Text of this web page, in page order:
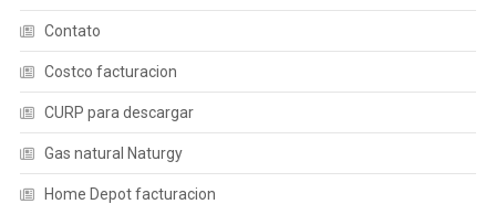
Contato
Costco facturacion
CURP para descargar
Gas natural Naturgy
Home Depot facturacion